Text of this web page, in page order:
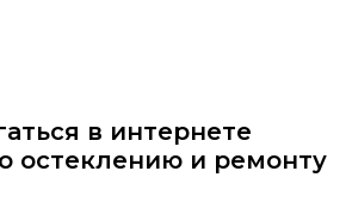
в интернете
остеклению и ремонту